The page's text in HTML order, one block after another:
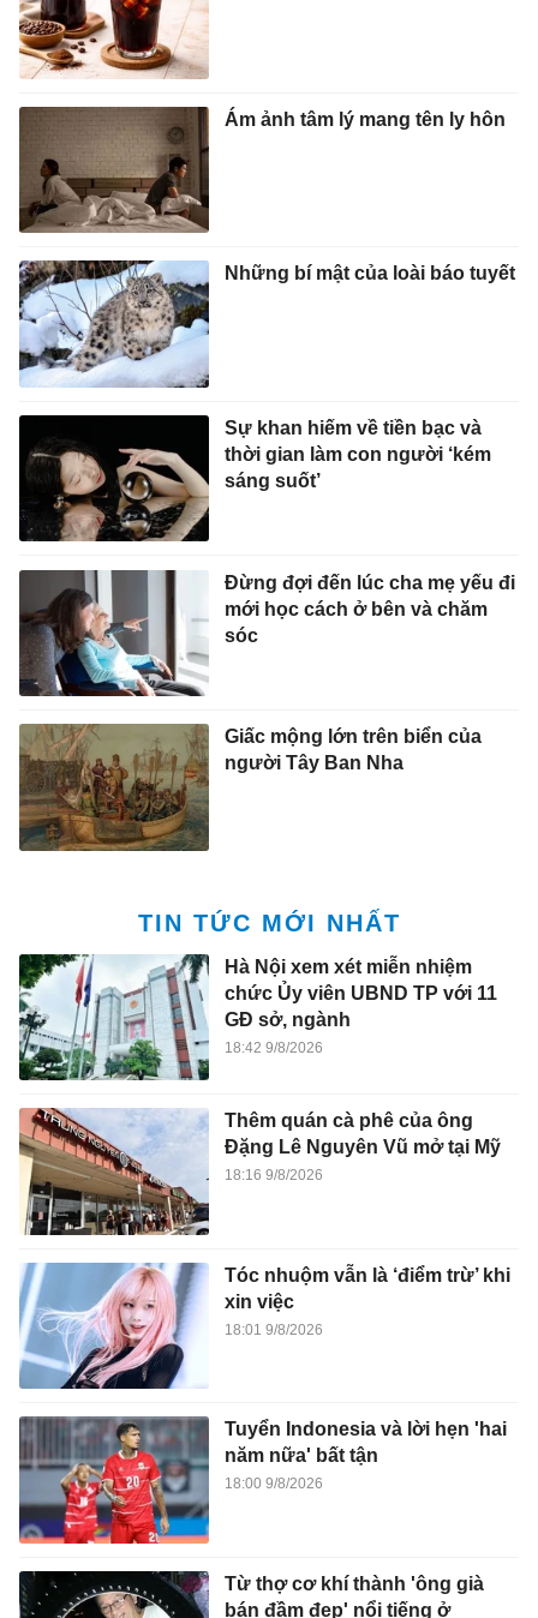
Ám ảnh tâm lý mang tên ly hôn
Những bí mật của loài báo tuyết
Sự khan hiếm về tiền bạc và
thời gian làm con người ‘kém
sáng suốt’
Đừng đợi đến lúc cha mẹ yếu đi
mới học cách ở bên và chăm
sóc
Giấc mộng lớn trên biển của
người Tây Ban Nha
TIN TỨC MỚI NHẤT
Hà Nội xem xét miễn nhiệm
chức Ủy viên UBND TP với 11
GĐ sở, ngành
18:42 9/8/2026
Thêm quán cà phê của ông
Đặng Lê Nguyên Vũ mở tại Mỹ
18:16 9/8/2026
Tóc nhuộm vẫn là ‘điểm trừ’ khi
xin việc
18:01 9/8/2026
Tuyển Indonesia và lời hẹn 'hai
năm nữa' bất tận
18:00 9/8/2026
Từ thợ cơ khí thành 'ông già
bán đầm đẹp' nổi tiếng ở